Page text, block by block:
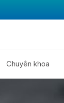
Chuyên khoa